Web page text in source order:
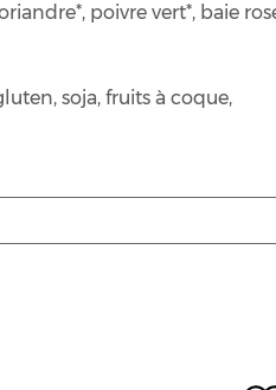
poivre vert*, baie
soja, fruits à coque,